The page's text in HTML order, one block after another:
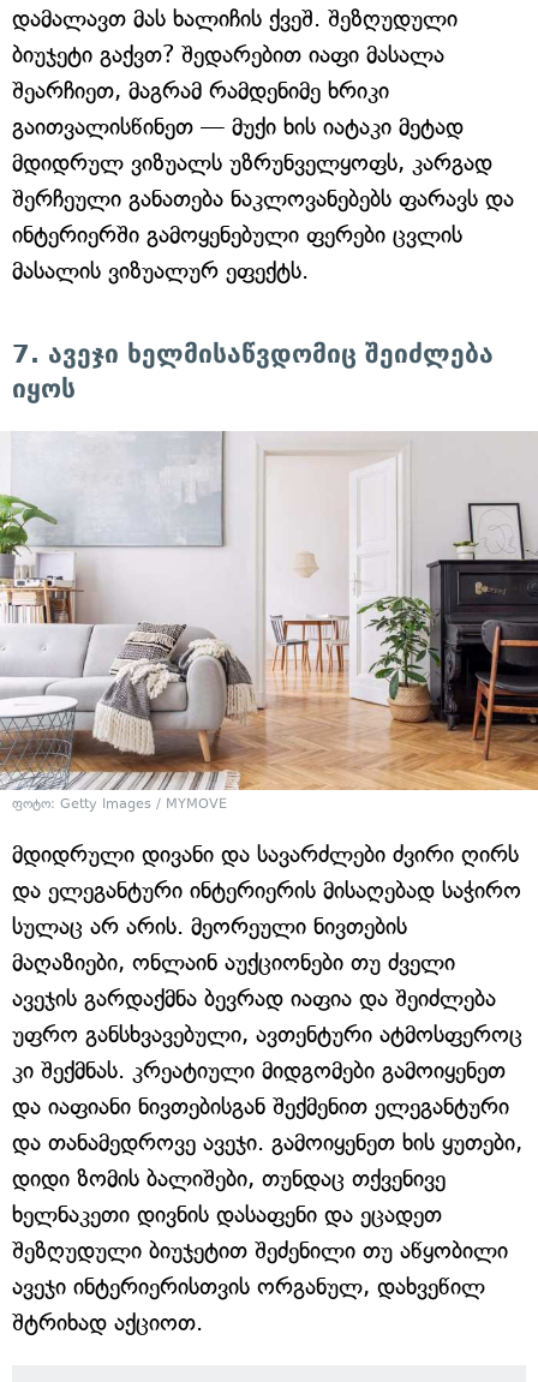
დამალავთ მას ხალიჩის ქვეშ. შეზღუდული
ბიუჯეტი გაქვთ? შედარებით იაფი მასალა
შეარჩიეთ, მაგრამ რამდენიმე ხრიკი
გაითვალისწინეთ — მუქი ხის იატაკი მეტად
მდიდრულ ვიზუალს უზრუნველყოფს, კარგად
შერჩეული განათება ნაკლოვანებებს ფარავს და
ინტერიერში გამოყენებული ფერები ცვლის
მასალის ვიზუალურ ეფექტს.
7. ავეჯი ხელმისაწვდომიც შეიძლება
იყოს
ფოტო: Getty Images / MYMOVE
მდიდრული დივანი და სავარძლები ძვირი ღირს
და ელეგანტური ინტერიერის მისაღებად საჭირო
სულაც არ არის. მეორეული ნივთების
მაღაზიები, ონლაინ აუქციონები თუ ძველი
ავეჯის გარდაქმნა ბევრად იაფია და შეიძლება
უფრო განსხვავებული, ავთენტური ატმოსფეროც
კი შექმნას. კრეატიული მიდგომები გამოიყენეთ
და იაფიანი ნივთებისგან შექმენით ელეგანტური
და თანამედროვე ავეჯი. გამოიყენეთ ხის ყუთები,
დიდი ზომის ბალიშები, თუნდაც თქვენივე
ხელნაკეთი დივნის დასაფენი და ეცადეთ
შეზღუდული ბიუჯეტით შეძენილი თუ აწყობილი
ავეჯი ინტერიერისთვის ორგანულ, დახვეწილ
შტრიხად აქციოთ.